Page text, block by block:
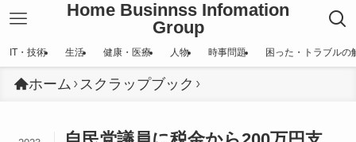
Home Businnss Infomation
Group
IT・技術 生活 健康・医療 人物 時事問題 困った・トラブルの
ホーム スクラップブック